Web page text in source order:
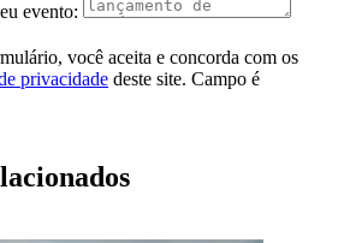
evento:
você aceita e concorda com os
privacidade deste site. Campo é